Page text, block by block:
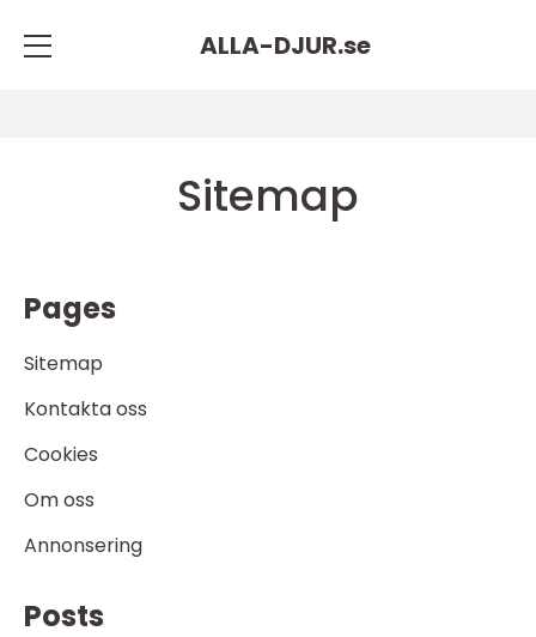
ALLA-DJUR.se
Sitemap
Pages
Sitemap
Kontakta oss
Cookies
Om oss
Annonsering
Posts